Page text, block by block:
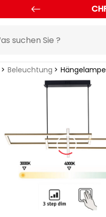
Beleuchtung